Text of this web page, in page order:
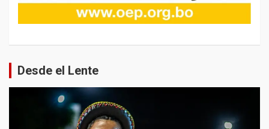
Desde el Lente